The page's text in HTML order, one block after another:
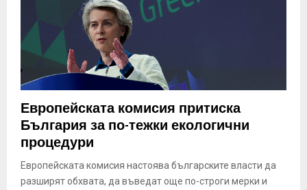
N
U
Европейската комисия притиска
България за по-тежки екологични
процедури
Европейската комисия настоява българските власти да
разширят обхвата, да въведат още по-строги мерки и